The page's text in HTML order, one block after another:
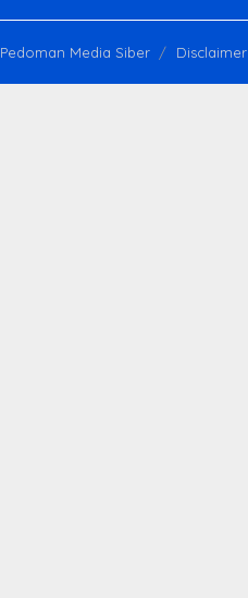
Pedoman Media Siber Disclaimer